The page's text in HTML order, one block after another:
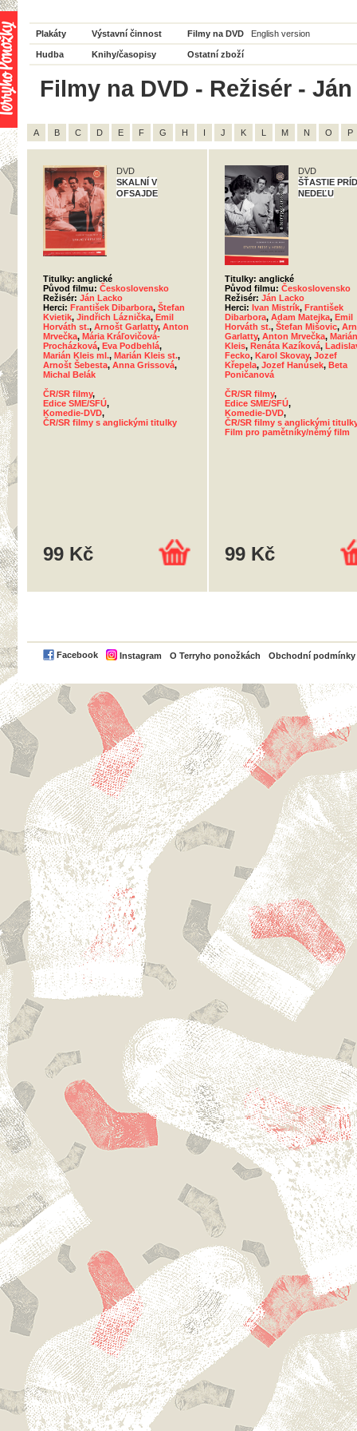
Plakáty Výstavní činnost Filmy na DVD English version
Hudba Knihy/časopisy Ostatní zboží
Filmy na DVD - Režisér -
A B C D E F G H I J K L M N O P
DVD
SKALNÍ V
OFSAJDE
Titulky: anglické
Původ filmu: Československo
Režisér: Ján Lacko
Herci: František Dibarbora, Štefan
Kvietik, Jindřich Láznička, Emil
Horváth st., Arnošt Garlatty, Anton
Mrvečka, Mária Kráľovičová-
Procházková, Eva Podbehlá,
Marián Kleis ml., Marián Kleis st.,
Arnošt Šebesta, Anna Grissová,
Michal Belák
ČR/SR filmy,
Edice SME/SFÚ,
Komedie-DVD,
ČR/SR filmy s anglickými titulky
99 Kč
DVD
ŠŤASTIE
NEDEĽU
Titulky: anglické
Původ filmu: Československo
Režisér: Ján Lacko
Herci: Ivan Mistrík, František
Dibarbora, Adam Matejka, Emil
Horváth st., Štefan Mišovic,
Garlatty, Anton Mrvečka, Marián
Kleis, Renáta Kazíková,
Fecko, Karol Skovay, Jozef
Křepela, Jozef Hanúsek, Beta
Poničanová
ČR/SR filmy,
Edice SME/SFÚ,
Komedie-DVD,
ČR/SR filmy s anglickými titulky
Film pro pamětníky/němý film
99 Kč
Facebook Instagram O Terryho ponožkách Obchodní podmínky
PayPal